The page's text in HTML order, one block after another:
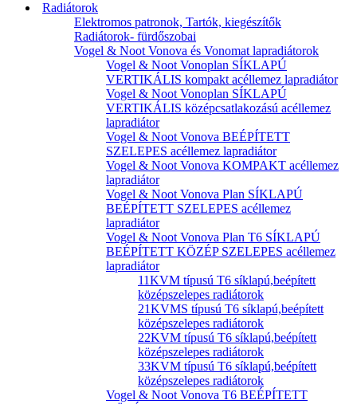
Radiátorok
Elektromos patronok, Tartók, kiegészítők
Radiátorok- fürdőszobai
Vogel & Noot Vonova és Vonomat lapradiátorok
Vogel & Noot Vonoplan SÍKLAPÚ
VERTIKÁLIS kompakt acéllemez lapradiátor
Vogel & Noot Vonoplan SÍKLAPÚ
VERTIKÁLIS középcsatlakozású acéllemez
lapradiátor
Vogel & Noot Vonova BEÉPÍTETT
SZELEPES acéllemez lapradiátor
Vogel & Noot Vonova KOMPAKT acéllemez
lapradiátor
Vogel & Noot Vonova Plan SÍKLAPÚ
BEÉPÍTETT SZELEPES acéllemez
lapradiátor
Vogel & Noot Vonova Plan T6 SÍKLAPÚ
BEÉPÍTETT KÖZÉP SZELEPES acéllemez
lapradiátor
11KVM típusú T6 síklapú,beépített
középszelepes radiátorok
21KVMS típusú T6 síklapú,beépített
középszelepes radiátorok
22KVM típusú T6 síklapú,beépített
középszelepes radiátorok
33KVM típusú T6 síklapú,beépített
középszelepes radiátorok
Vogel & Noot Vonova T6 BEÉPÍTETT